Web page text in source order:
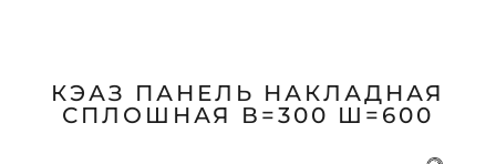
КЭАЗ ПАНЕЛЬ НАКЛАДНАЯ
СПЛОШНАЯ В=300 Ш=600